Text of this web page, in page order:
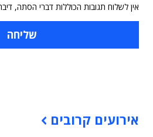
אין לשלוח תגובות הכוללות דברי הסתה,
אירועים קרובים